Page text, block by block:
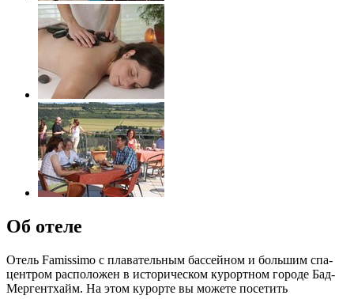
Об отеле
Отель Famissimo с плавательным бассейном и большим спа-
центром расположен в историческом курортном городе Бад-
Мергентхайм. На этом курорте вы можете посетить